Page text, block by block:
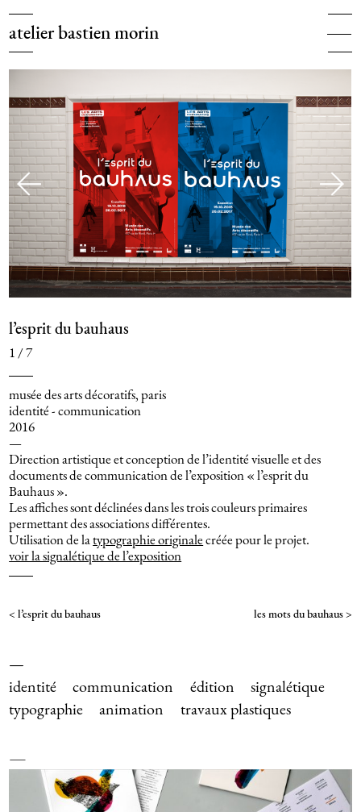
bastien morin
projets
à propos
contact
—atelier@bastienmorin.fr
—
l’esprit du bauhaus
1 /7
musée des arts décoratifs, paris
identité - communication
2016
—
Direction artistique et conception de l’identité visuelle et des
documents de communication de l’exposition « l’esprit du
Bauhaus ».
Les affiches sont déclinées dans les trois couleurs primaires
permettant des associations différentes.
Utilisation de latypographie originalecréée pour le projet.
voir la signalétique de l’exposition
l’esprit du bauhaus les mots du bauhaus
identité communication édition
signalétique
typographie
animation travaux plastiques